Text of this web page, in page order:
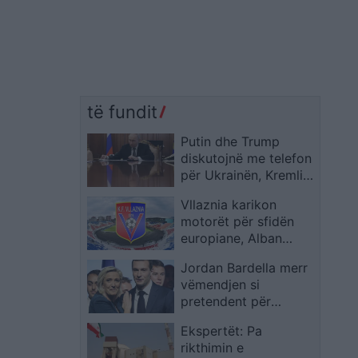
të fundit
Putin dhe Trump
diskutojnë me telefon
për Ukrainën, Kremlini
diplomatike, reagon
edhe Zelensky
Vllaznia karikon
motorët për sfidën
europiane, Alban
Malishevës me
treshen Balaj-
Gurishta-Murataj
Jordan Bardella merr
vëmendjen si
pretendent për
Le Pen mbetet jashtë
garës
Ekspertët: Pa
rikthimin e